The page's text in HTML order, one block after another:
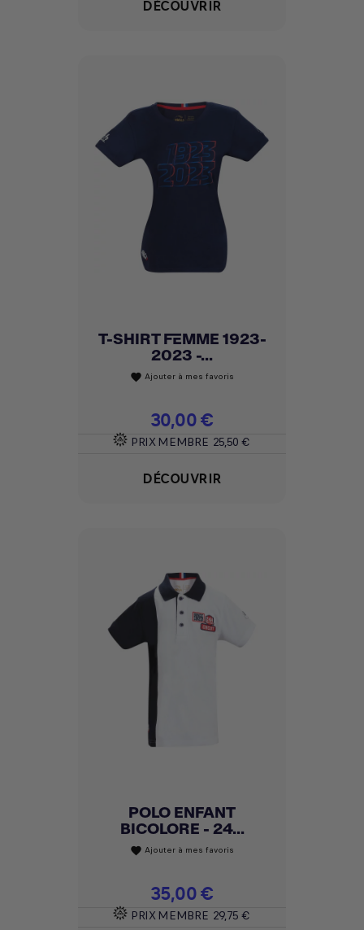
DÉCOUVRIR
T-SHIRT FEMME 1923-
2023 -...
favorite Ajouter à mes favoris
Prix
30,00 €
PRIX MEMBRE 25,50 €
DÉCOUVRIR
POLO ENFANT
BICOLORE - 24...
favorite Ajouter à mes favoris
Prix
35,00 €
PRIX MEMBRE 29,75 €